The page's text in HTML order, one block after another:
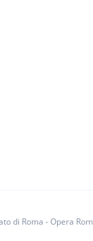
di Roma - Opera